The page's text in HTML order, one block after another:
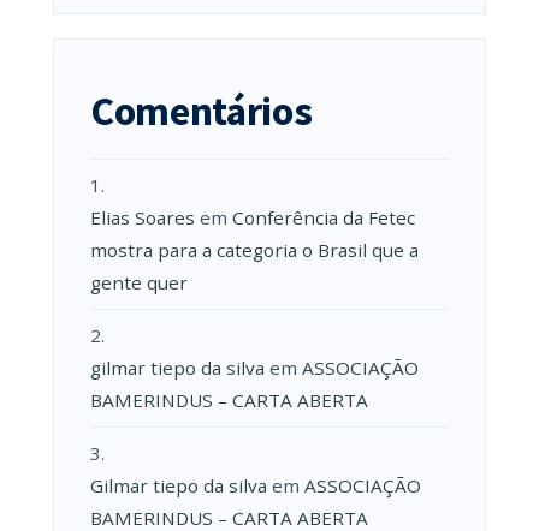
Comentários
Elias Soares em Conferência da Fetec
mostra para a categoria o Brasil que a
gente quer
gilmar tiepo da silva em ASSOCIAÇÃO
BAMERINDUS – CARTA ABERTA
Gilmar tiepo da silva em ASSOCIAÇÃO
BAMERINDUS – CARTA ABERTA